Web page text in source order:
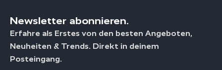
Newsletter abonnieren.
Erfahre als Erstes von den besten Angeboten,
Neuheiten & Trends. Direkt in deinem
Posteingang.